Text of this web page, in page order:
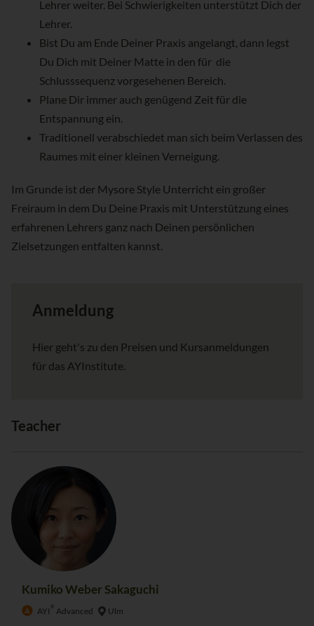
Lehrer weiter. Bei Schwierigkeiten unterstützt Dich der
Lehrer.
Bist Du am Ende Deiner Praxis angelangt, dann legst
Du Dich mit Deiner Matte in den für die
Schlusssequenz vorgesehenen Bereich.
Plane Dir immer auch genügend Zeit für die
Entspannung ein.
Traditionell verabschiedet man sich beim Verlassen des
Raumes mit einer kleinen Verneigung.
Im Grunde ist der Mysore Style Unterricht ein großer
Freiraum in dem Du Deine Praxis mit Unterstützung eines
erfahrenen Lehrers ganz nach Deinen persönlichen
Zielsetzungen entfalten kannst.
Anmeldung
Hier geht's zu den Preisen und Kursanmeldungen
für das AYInstitute.
Teacher
Kumiko Weber Sakaguchi
AYI ® Advanced Ulm